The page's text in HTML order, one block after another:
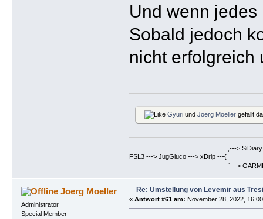
Und wenn
Sobald jedoch
nicht erfolgreich
Gyuriund Joerg Moellergefällt
. ,---> SiDiary ==>
FSL3 ---> JugGluco ---> xDrip ---{
`---> GARMIN Fenix6PRO
Joerg Moeller
Administrator
Special Member
Re: Umstellung von Levemir aus
« Antwort #61 am: November 28, 2022,